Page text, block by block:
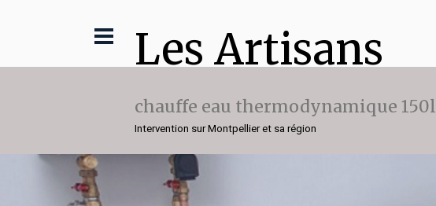
Les Artisans
chauffe eau thermodynamique 150l
Intervention sur Montpellier et sa région